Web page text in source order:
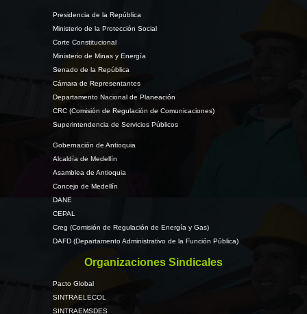
Presidencia de la República
Ministerio de la Protección Social
Corte Constitucional
Ministerio de Minas y Energía
Senado de la República
Cámara de Representantes
Departamento Nacional de Planeación
CRC (Comisión de Regulación de Comunicaciones)
Superintendencia de Servicios Públicos
Gobernación de Antioquia
Alcaldía de Medellín
Asamblea de Antioquia
Concejo de Medellín
DANE
CEPAL
Creg (Comisión de Regulación de Energía y Gas)
DAFD (Departamento Administrativo de la Función Pública)
Organizaciones Sindicales
Pacto Global
SINTRAELECOL
SINTRAEMSDES